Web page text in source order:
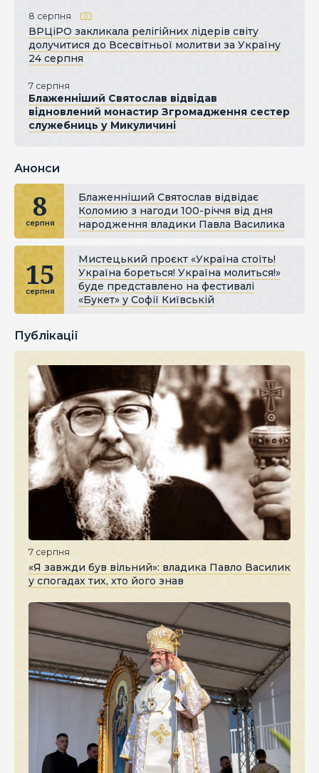
8 серпня
ВРЦіРО закликала релігійних лідерів світу
долучитися до Всесвітньої молитви за Україну
24 серпня
7 серпня
Блаженніший Святослав відвідав
відновлений монастир Згромадження сестер
служебниць у Микуличині
Анонси
8
серпня
Блаженніший Святослав відвідає
Коломию з нагоди 100-річчя від дня
народження владики Павла Василика
15
серпня
Мистецький проєкт «Україна стоїть!
Україна бореться! Україна молиться!»
буде представлено на фестивалі
«Букет» у Софії Київській
Публікації
7 серпня
«Я завжди був вільний»: владика Павло Василик
у спогадах тих, хто його знав